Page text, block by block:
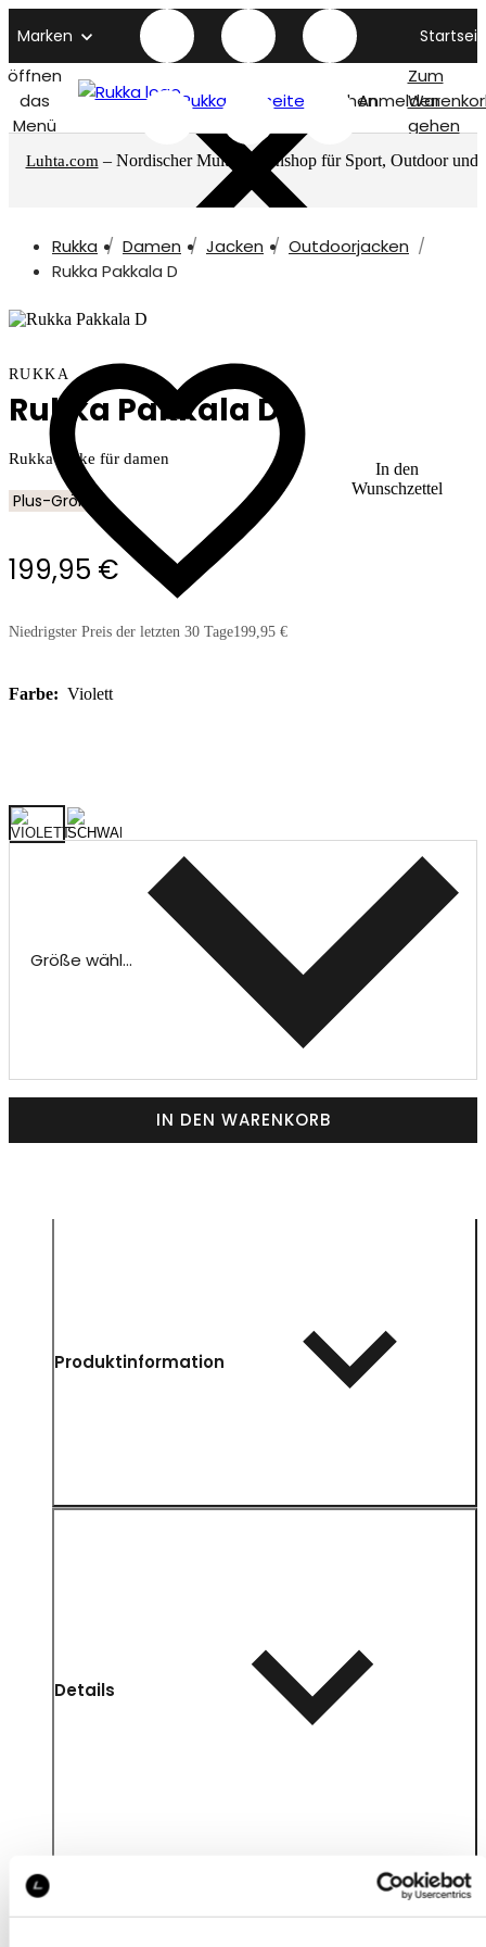
Marken
öffnen
das
Menü
Rukka titelseite SuchenAnmelden
Zum
gehen
Luhta.com – Nordischer Multimarkenshop für Sport, Outdoor und
Rukka Damen Jacken
Outdoorjacken
Rukka Pakkala D
In den
Wunschzettel
RUKKA
Rukka Pakkala D
Rukka Jacke für damen
Plus-Größe
199,95 €
Niedrigster Preis der letzten 30 Tage199,95 €
Farbe: Violett
Größe wählen
IN DEN WARENKORB
Produktinformation
Details